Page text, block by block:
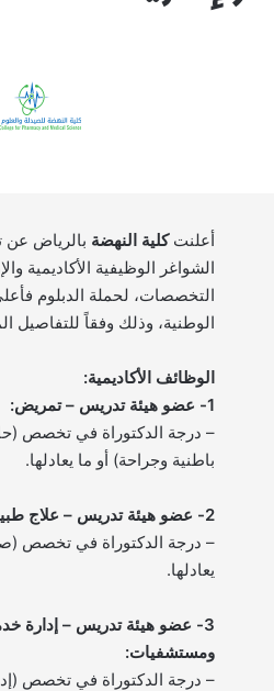
أعلنتكلية النهضة بالرياض عن
الشواغر الوظيفية الأكاديمية
التخصصات، لحملة الدبلوم
الوطنية، وذلك وفقاً للتفاصيل
الوظائف الأكاديمية:
1- عضو هيئة تدريس – تمريض:
– درجة الدكتوراة في تخصص
باطنية وجراحة) أو ما يعادلها.
2- عضو هيئة تدريس – علاج طبيعي:
– درجة الدكتوراة في تخصص
يعادلها.
3- عضو هيئة تدريس – إدارة
ومستشفيات:
– درجة الدكتوراة في تخصص